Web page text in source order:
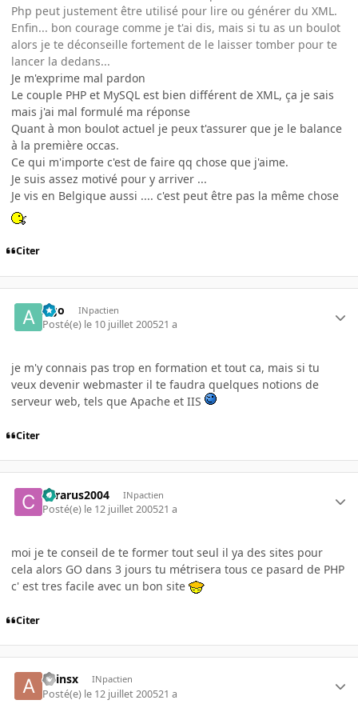
Php peut justement être utilisé pour lire ou générer du XML.
Enfin... bon courage comme je t'ai dis, mais si tu as un boulot
alors je te déconseille fortement de le laisser tomber pour te
lancer la dedans...
Je m'exprime mal pardon
Le couple PHP et MySQL est bien différent de XML, ça je sais
mais j'ai mal formulé ma réponse
Quant à mon boulot actuel je peux t'assurer que je le balance
à la première occas.
Ce qui m'importe c'est de faire qq chose que j'aime.
Je suis assez motivé pour y arriver ...
Je vis en Belgique aussi .... c'est peut être pas la même chose
Citer
Ago INpactien
Posté(e) le 10 juillet 200521 a
je m'y connais pas trop en formation et tout ca, mais si tu
veux devenir webmaster il te faudra quelques notions de
serveur web, tels que Apache et IIS
Citer
chrarus2004 INpactien
Posté(e) le 12 juillet 200521 a
moi je te conseil de te former tout seul il ya des sites pour
cela alors GO dans 3 jours tu métrisera tous ce pasard de PHP
c' est tres facile avec un bon site
Citer
adinsx INpactien
Posté(e) le 12 juillet 200521 a